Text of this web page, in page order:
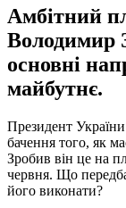
Амбітний
Володимир
основні
майбутнє.
Президент
бачення того, як
Зробив він це на
червня. Що
його виконати?